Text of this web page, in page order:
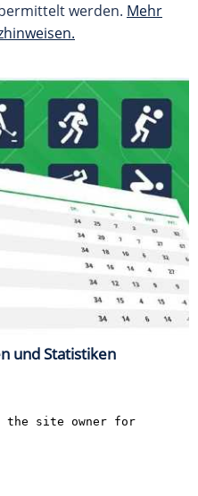
werden. Mehr
und Statistiken